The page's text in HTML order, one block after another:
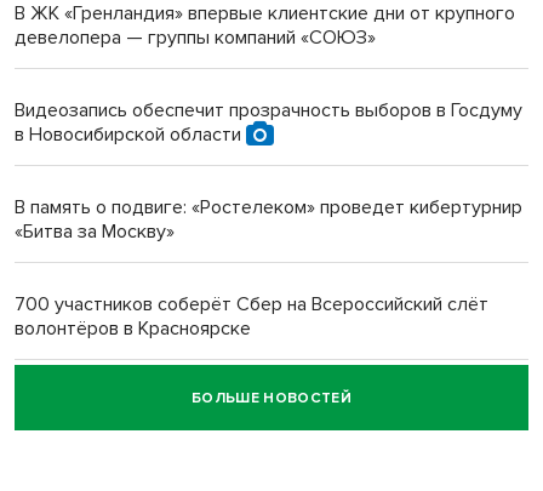
Новосибирский преподаватель с женой вошли в топ-16
В ЖК «Гренландия» впервые клиентские дни от крупного
девелопера — группы компаний «СОЮЗ»
Видеозапись обеспечит прозрачность выборов в Госдуму
в Новосибирской области
В память о подвиге: «Ростелеком» проведет кибертурнир
«Битва за Москву»
700 участников соберёт Сбер на Всероссийский слёт
волонтёров в Красноярске
Честный выбор: видеонаблюдение обеспечит
объективность результатов ЕДГ в Новосибирской
БОЛЬШЕ НОВОСТЕЙ